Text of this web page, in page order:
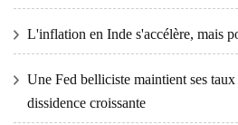
L'inflation en Inde s'accélère, mais
Une Fed belliciste maintient ses
dissidence croissante